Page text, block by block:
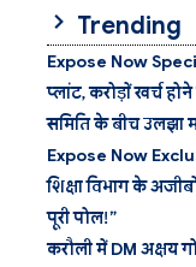
Trending
Expose Now
प्लांट, करोड़ों खर्च
समिति के बीच उलझा
Expose Now
शिक्षा विभाग के
पूरी पोल!”
करौली में DM अक्षय